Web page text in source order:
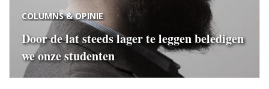
COLUMNS & OPINIE
Door de lat steeds lager te leggen beledigen
we onze studenten